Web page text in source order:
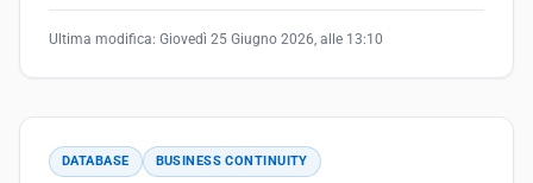
Ultima modifica: Giovedì 25 Giugno 2026, alle 13:10
DATABASE BUSINESS CONTINUITY